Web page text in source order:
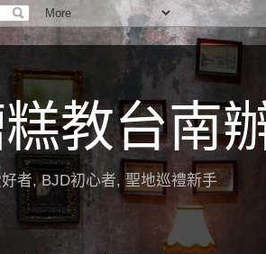
教台南
者, BJD初心者, 聖地巡禮新手